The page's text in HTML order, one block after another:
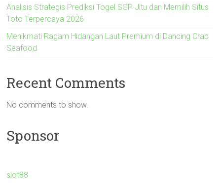
Analisis Strategis Prediksi Togel SGP Jitu dan Memilih Situs
Toto Terpercaya 2026
Menikmati Ragam Hidangan Laut Premium di Dancing Crab
Seafood
Recent Comments
No comments to show.
Sponsor
slot88